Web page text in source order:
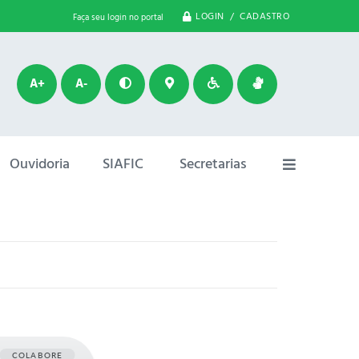
Faça seu login no portal LOGIN / CADASTRO
A+ A-
Ouvidoria SIAFIC Secretarias
COLABORE